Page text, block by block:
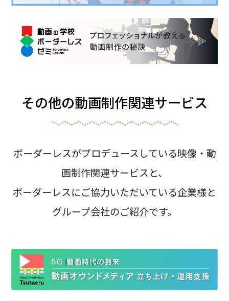
その他の動画制作関連サービス
ボーダーレスがプロデュースしている映像・動
画制作関連サービスと、
ボーダーレスにご協力いただいている企業様と
グループ会社のご紹介です。